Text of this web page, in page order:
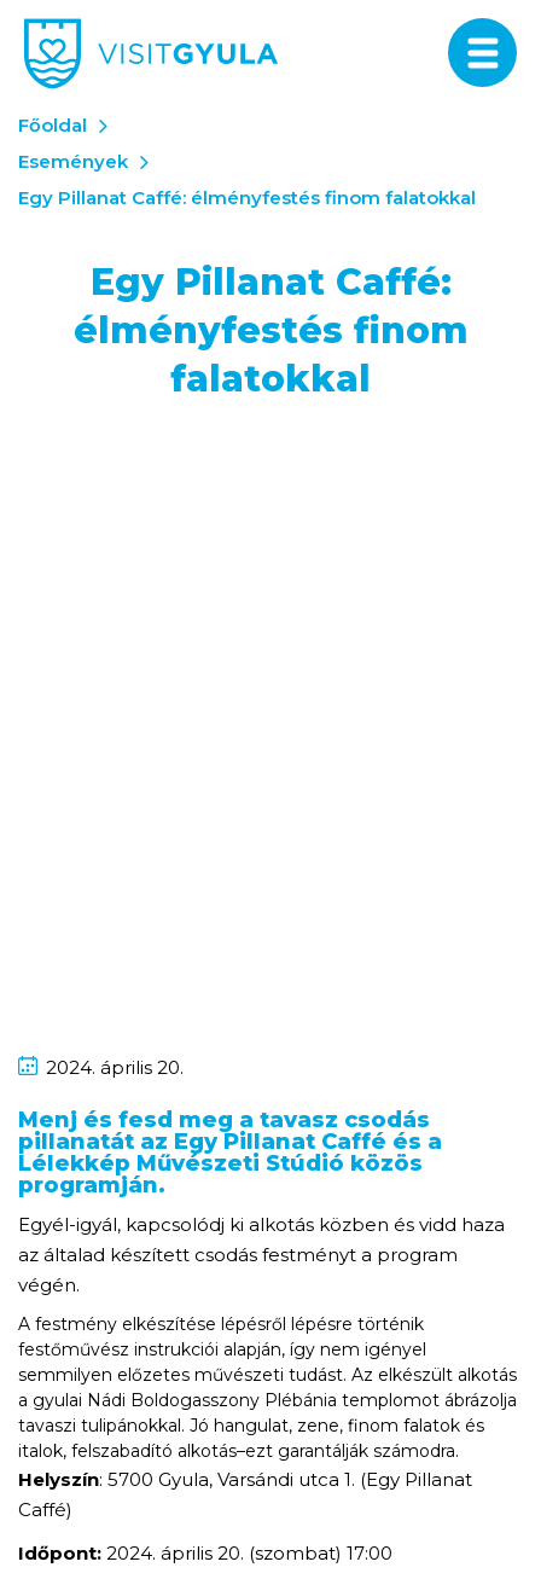
Főoldal
Események
Egy Pillanat Caffé: élményfestés finom falatokkal
Egy Pillanat Caffé:
élményfestés finom
falatokkal
2024. április 20.
Menj és fesd meg a tavasz csodás
pillanatát az Egy Pillanat Caffé és a
Lélekkép Művészeti Stúdió közös
programján.
Egyél-igyál, kapcsolódj ki alkotás közben és vidd haza
az általad készített csodás festményt a program
végén.
A festmény elkészítése lépésről lépésre történik
festőművész instrukciói alapján, így nem igényel
semmilyen előzetes művészeti tudást. Az elkészült alkotás
a gyulai Nádi Boldogasszony Plébánia templomot ábrázolja
tavaszi tulipánokkal. Jó hangulat, zene, finom falatok és
italok, felszabadító alkotás–ezt garantálják számodra.
Helyszín: 5700 Gyula, Varsándi utca 1. (Egy Pillanat
Caffé)
Időpont: 2024. április 20. (szombat) 17:00